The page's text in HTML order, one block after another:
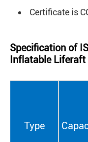
Certificate is
Specification of
Inflatable Liferaft
Type